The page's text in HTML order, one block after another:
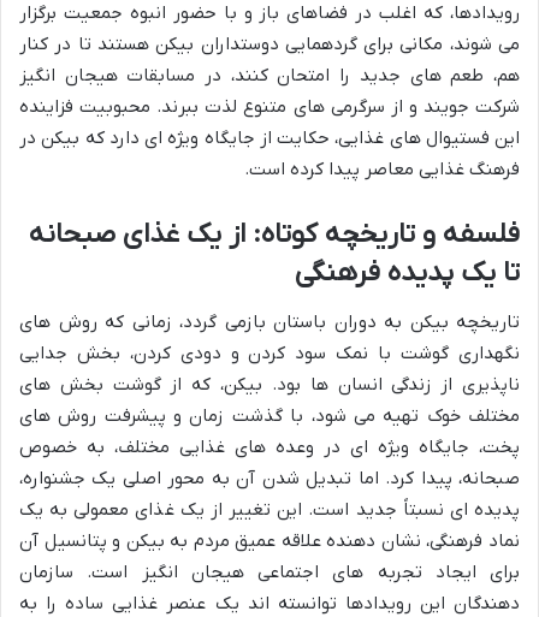
رویدادها، که اغلب در فضاهای باز و با حضور انبوه جمعیت برگزار
می شوند، مکانی برای گردهمایی دوستداران بیکن هستند تا در کنار
هم، طعم های جدید را امتحان کنند، در مسابقات هیجان انگیز
شرکت جویند و از سرگرمی های متنوع لذت ببرند. محبوبیت فزاینده
این فستیوال های غذایی، حکایت از جایگاه ویژه ای دارد که بیکن در
فرهنگ غذایی معاصر پیدا کرده است.
فلسفه و تاریخچه کوتاه: از یک غذای صبحانه
تا یک پدیده فرهنگی
تاریخچه بیکن به دوران باستان بازمی گردد، زمانی که روش های
نگهداری گوشت با نمک سود کردن و دودی کردن، بخش جدایی
ناپذیری از زندگی انسان ها بود. بیکن، که از گوشت بخش های
مختلف خوک تهیه می شود، با گذشت زمان و پیشرفت روش های
پخت، جایگاه ویژه ای در وعده های غذایی مختلف، به خصوص
صبحانه، پیدا کرد. اما تبدیل شدن آن به محور اصلی یک جشنواره،
پدیده ای نسبتاً جدید است. این تغییر از یک غذای معمولی به یک
نماد فرهنگی، نشان دهنده علاقه عمیق مردم به بیکن و پتانسیل آن
برای ایجاد تجربه های اجتماعی هیجان انگیز است. سازمان
دهندگان این رویدادها توانسته اند یک عنصر غذایی ساده را به